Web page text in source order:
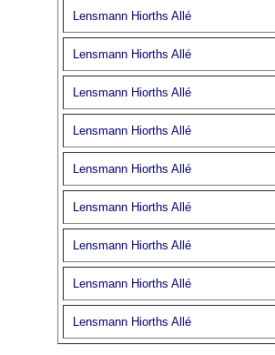
Lensmann Hiorths Allé
Lensmann Hiorths Allé
Lensmann Hiorths Allé
Lensmann Hiorths Allé
Lensmann Hiorths Allé
Lensmann Hiorths Allé
Lensmann Hiorths Allé
Lensmann Hiorths Allé
Lensmann Hiorths Allé